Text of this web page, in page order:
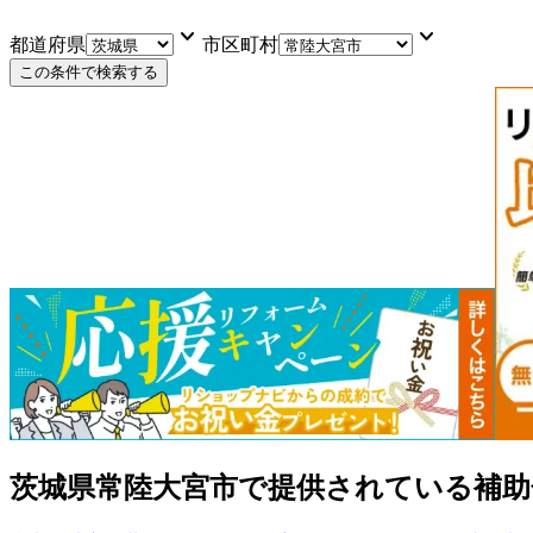
都道府県 keyboard_arrow_down 市区町村 keyboard_arrow_down
この条件で検索する
茨城県常陸大宮市で提供されている補